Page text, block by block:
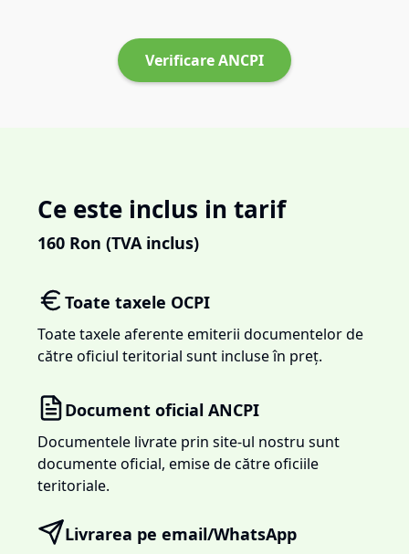
Verificare ANCPI
Ce este inclus in tarif
160 Ron (TVA inclus)
Toate taxele OCPI
Toate taxele aferente emiterii documentelor de
către oficiul teritorial sunt incluse în preț.
Document oficial ANCPI
Documentele livrate prin site-ul nostru sunt
documente oficial, emise de către oficiile
teritoriale.
Livrarea pe email/WhatsApp